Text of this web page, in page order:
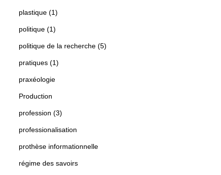
plastique (1)
politique (1)
politique de la recherche (5)
pratiques (1)
praxéologie
Production
profession (3)
professionalisation
prothèse informationnelle
régime des savoirs